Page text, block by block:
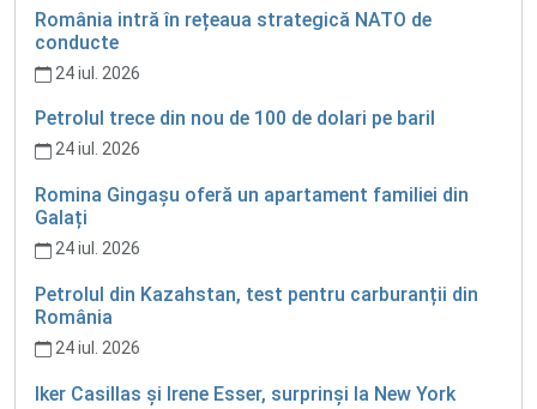
România intră în rețeaua strategică NATO de
conducte
24 iul. 2026
Petrolul trece din nou de 100 de dolari pe baril
24 iul. 2026
Romina Gingașu oferă un apartament familiei din
Galați
24 iul. 2026
Petrolul din Kazahstan, test pentru carburanții din
România
24 iul. 2026
Iker Casillas și Irene Esser, surprinși la New York